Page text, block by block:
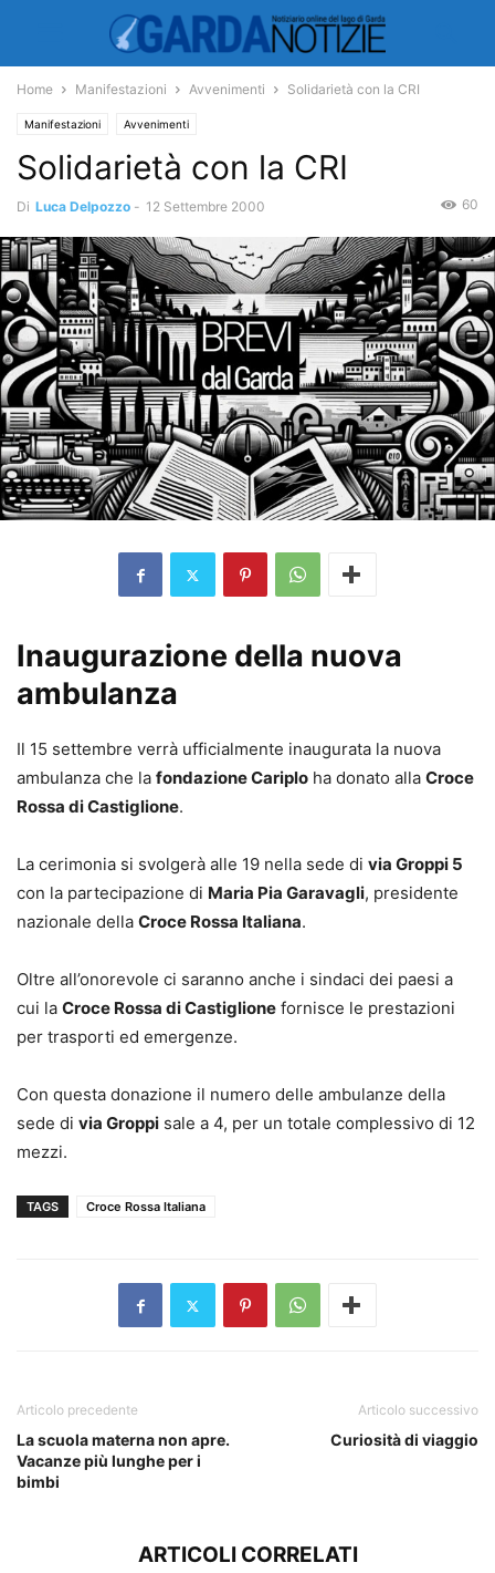
Home Manifestazioni Avvenimenti Solidarietà con la CRI
Manifestazioni Avvenimenti
Solidarietà con la CRI
Di Luca Delpozzo - 12 Settembre 2000 60
Inaugurazione della nuova
ambulanza
Il 15 settembre verrà ufficialmente inaugurata la nuova
ambulanza che la fondazione Cariplo ha donato alla Croce
Rossa di Castiglione.
La cerimonia si svolgerà alle 19 nella sede di via Groppi 5
con la partecipazione di Maria Pia Garavagli, presidente
nazionale della Croce Rossa Italiana.
Oltre all’onorevole ci saranno anche i sindaci dei paesi a
cui la Croce Rossa di Castiglione fornisce le prestazioni
per trasporti ed emergenze.
Con questa donazione il numero delle ambulanze della
sede di via Groppi sale a 4, per un totale complessivo di 12
mezzi.
TAGS Croce Rossa Italiana
Articolo precedente
La scuola materna non apre.
Vacanze più lunghe per i
bimbi
Articolo successivo
Curiosità di viaggio
ARTICOLI CORRELATI